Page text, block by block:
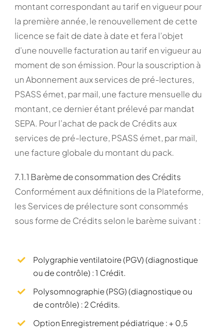
montant correspondant au tarif en vigueur pour
la première année, le renouvellement de cette
licence se fait de date à date et fera l’objet
d’une nouvelle facturation au tarif en vigueur au
moment de son émission. Pour la souscription à
un Abonnement aux services de pré-lectures,
PSASS émet, par mail, une facture mensuelle du
montant, ce dernier étant prélevé par mandat
SEPA. Pour l’achat de pack de Crédits aux
services de pré-lecture, PSASS émet, par mail,
une facture globale du montant du pack.
7.1.1 Barème de consommation des Crédits
Conformément aux définitions de la Plateforme,
les Services de prélecture sont consommés
sous forme de Crédits selon le barème suivant :
Polygraphie ventilatoire (PGV) (diagnostique
ou de contrôle) : 1 Crédit.
Polysomnographie (PSG) (diagnostique ou
de contrôle) : 2 Crédits.
Option Enregistrement pédiatrique : + 0,5